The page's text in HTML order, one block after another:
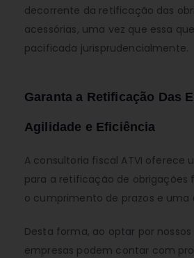
decorrente da retificação das
acessórias, uma vez que essa
pacificada jurisprudencialmente.
Garanta a Retificação Das
Agilidade e Eficiência
A consultoria fiscal ATVI oferece
para a retificação de obrigações
o cumprimento de prazos e
Desta forma, ao optar por nossos
empresas podem contar com